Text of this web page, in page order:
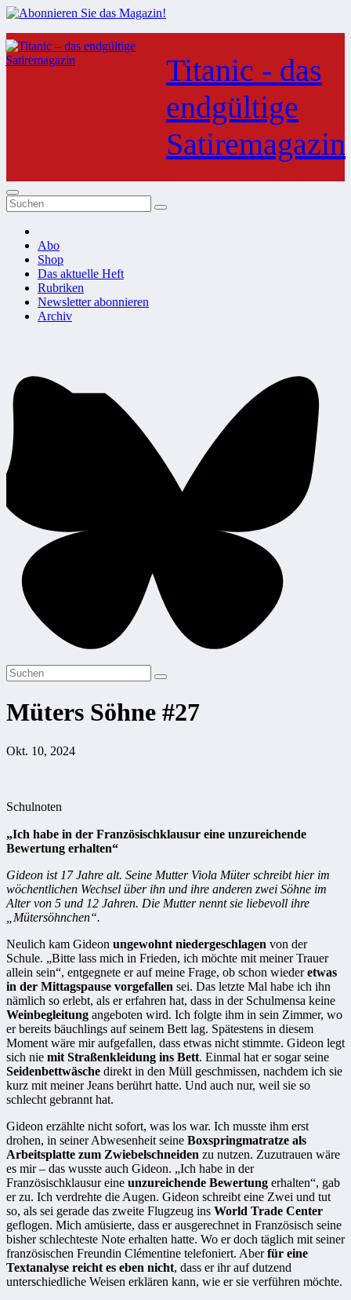
Zum
Inhalt
springen
Titanic - das
endgültige
Satiremagazin
Abo
Shop
Das aktuelle Heft
Rubriken
Newsletter abonnieren
Archiv
Müters Söhne #27
Okt. 10, 2024
Schulnoten
„Ich habe in der Französischklausur eine unzureichende
Bewertung erhalten“
Gideon ist 17 Jahre alt. Seine Mutter Viola Müter schreibt hier im
wöchentlichen Wechsel über ihn und ihre anderen zwei Söhne im
Alter von 5 und 12 Jahren. Die Mutter nennt sie liebevoll ihre
„Mütersöhnchen“.
Neulich kam Gideon ungewohnt niedergeschlagen von der
Schule. „Bitte lass mich in Frieden, ich möchte mit meiner Trauer
allein sein“, entgegnete er auf meine Frage, ob schon wiederetwas
in der Mittagspause vorgefallen sei. Das letzte Mal habe ich ihn
nämlich so erlebt, als er erfahren hat, dass in der Schulmensa keine
Weinbegleitung angeboten wird. Ich folgte ihm in sein Zimmer, wo
er bereits bäuchlings auf seinem Bett lag. Spätestens in diesem
Moment wäre mir aufgefallen, dass etwas nicht stimmte. Gideon legt
sich nie mit Straßenkleidung ins Bett. Einmal hat er sogar seine
Seidenbettwäsche direkt in den Müll geschmissen, nachdem ich sie
kurz mit meiner Jeans berührt hatte. Und auch nur, weil sie so
schlecht gebrannt hat.
Gideon erzählte nicht sofort, was los war. Ich musste ihm erst
drohen, in seiner Abwesenheit seine Boxspringmatratze als
Arbeitsplatte zum Zwiebelschneiden zu nutzen. Zuzutrauen wäre
es mir – das wusste auch Gideon. „Ich habe in der
Französischklausur eine unzureichende Bewertung erhalten“, gab
er zu. Ich verdrehte die Augen. Gideon schreibt eine Zwei und tut
so, als sei gerade das zweite Flugzeug ins World Trade Center
geflogen. Mich amüsierte, dass er ausgerechnet in Französisch seine
bisher schlechteste Note erhalten hatte. Wo er doch täglich mit seiner
französischen Freundin Clémentine telefoniert. Aberfür eine
Textanalyse reicht es eben nicht, dass er ihr auf dutzend
unterschiedliche Weisen erklären kann, wie er sie verführen möchte.